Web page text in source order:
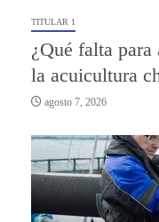
TITULAR 1
¿Qué falta
la acuicultura
agosto 7, 2026